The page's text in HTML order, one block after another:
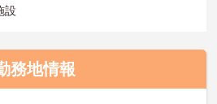
設
務地情報